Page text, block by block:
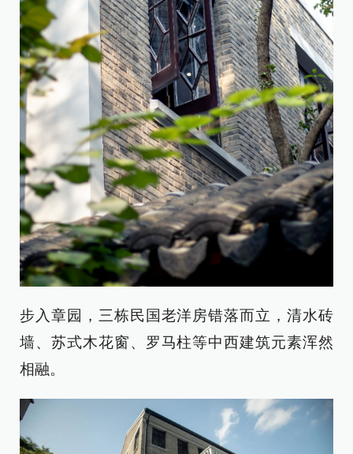
步入章园，三栋民国老洋房错落而立，清水砖
墙、苏式木花窗、罗马柱等中西建筑元素浑然
相融。